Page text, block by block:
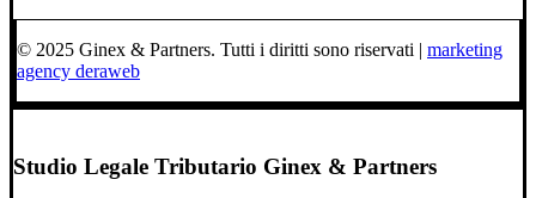
© 2025 Ginex & Partners. Tutti i diritti sono riservati | marketing
agency deraweb
Studio Legale Tributario Ginex & Partners